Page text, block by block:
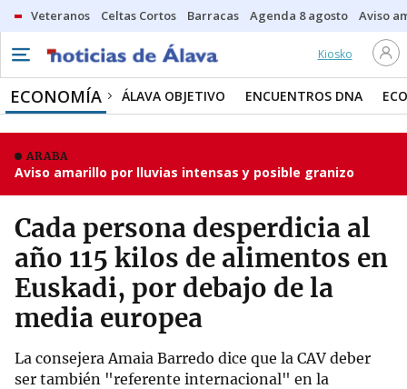
Veteranos Celtas Cortos Barracas Agenda 8 agosto Aviso
Kiosko
ECONOMÍA ÁLAVA OBJETIVO ENCUENTROS DNA
ARABA
Aviso amarillo por lluvias intensas y posible granizo
Cada persona desperdicia al
año 115 kilos de alimentos en
Euskadi, por debajo de la
media europea
La consejera Amaia Barredo dice que la CAV deber
ser también "referente internacional" en la